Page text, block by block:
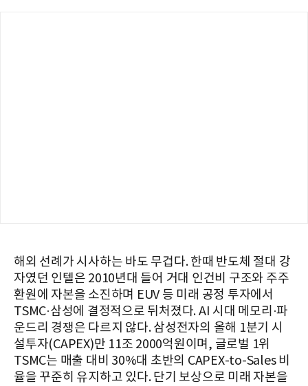
해외 선례가 시사하는 바도 무겁다. 한때 반도체 절대 강
자였던 인텔은 2010년대 들어 거대 인건비 구조와 주주
환원에 자본을 소진하며 EUV 등 미래 공정 투자에서
TSMC·삼성에 결정적으로 뒤처졌다. AI 시대 메모리·파
운드리 경쟁은 다르지 않다. 삼성전자의 올해 1분기 시
설투자(CAPEX)만 11조 2000억원이며, 글로벌 1위
TSMC는 매출 대비 30%대 초반의 CAPEX-to-Sales 비
율을 꾸준히 유지하고 있다. 단기 보상으로 미래 자본을